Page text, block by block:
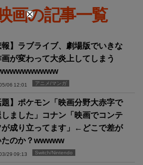
画の記事一覧
報】ラブライブ、劇場版でいきな
画が変わって大炎上してしまう
06 12:01 アニメ/マンガ
題】ポケモン「映画分野大赤字で
しました」コナン「映画でコンテ
が成り立ってます」←どこで差が
たのか？wwwww
29 09:13 Switch/Nintendo